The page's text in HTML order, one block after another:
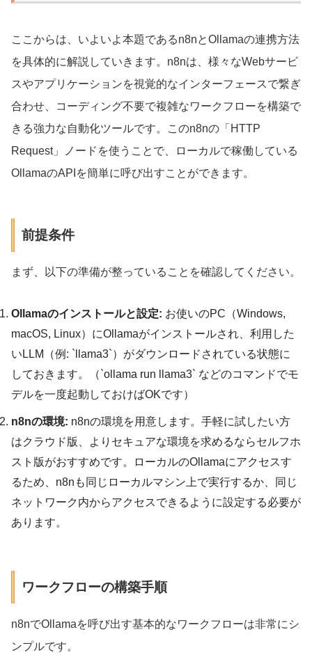
ここからは、いよいよ本題であるn8nとOllamaの連携方法
を具体的に解説していきます。n8nは、様々なWebサービ
スやアプリケーションを視覚的なインターフェースで繋ぎ
合わせ、コーディング不要で複雑なワークフローを構築で
きる強力な自動化ツールです。このn8nの「HTTP
Request」ノードを使うことで、ローカルで稼働している
OllamaのAPIを簡単に呼び出すことができます。
前提条件
まず、以下の準備が整っていることを確認してください。
Ollamaのインストールと設定: お使いのPC（Windows,
macOS, Linux）にOllamaがインストールされ、利用した
いLLM（例: `llama3`）がダウンロードされている状態に
しておきます。（`ollama run llama3` などのコマンドでモ
デルを一度起動しておけばOKです）
n8nの環境: n8nの環境を用意します。手軽に試したい方
はクラウド版、よりセキュアな環境を求めるならセルフホ
スト版がおすすめです。ローカルのOllamaにアクセスす
るため、n8nも同じローカルマシン上で実行するか、同じ
ネットワーク内からアクセスできるように設定する必要が
あります。
ワークフローの構築手順
n8nでOllamaを呼び出す基本的なワークフローは非常にシ
ンプルです。